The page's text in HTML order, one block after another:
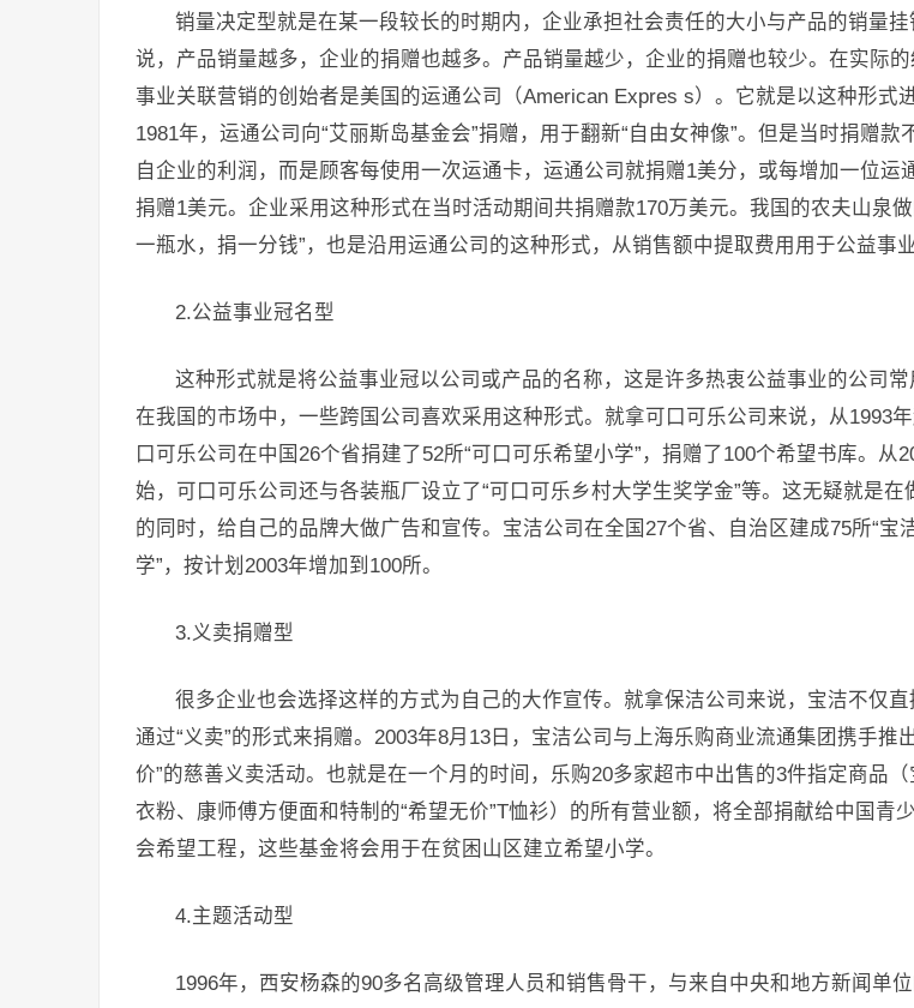
销量决定型就是在某一段较长的时期内，企业承担社会责任的大小与产品的销量挂
说，产品销量越多，企业的捐赠也越多。产品销量越少，企业的捐赠也较少。在实际的
事业关联营销的创始者是美国的运通公司（American Expres s）。它就是以这种形式进
1981年，运通公司向“艾丽斯岛基金会”捐赠，用于翻新“自由女神像”。但是当时捐赠款
自企业的利润，而是顾客每使用一次运通卡，运通公司就捐赠1美分，或每增加一位运
捐赠1美元。企业采用这种形式在当时活动期间共捐赠款170万美元。我国的农夫山泉做
一瓶水，捐一分钱”，也是沿用运通公司的这种形式，从销售额中提取费用用于公益事业
2.公益事业冠名型
这种形式就是将公益事业冠以公司或产品的名称，这是许多热衷公益事业的公司常
在我国的市场中，一些跨国公司喜欢采用这种形式。就拿可口可乐公司来说，从1993
口可乐公司在中国26个省捐建了52所“可口可乐希望小学”，捐赠了100个希望书库。从
始，可口可乐公司还与各装瓶厂设立了“可口可乐乡村大学生奖学金”等。这无疑就是在
的同时，给自己的品牌大做广告和宣传。宝洁公司在全国27个省、自治区建成75所“宝
学”，按计划2003年增加到100所。
3.义卖捐赠型
很多企业也会选择这样的方式为自己的大作宣传。就拿保洁公司来说，宝洁不仅直
通过“义卖”的形式来捐赠。2003年8月13日，宝洁公司与上海乐购商业流通集团携手推
价”的慈善义卖活动。也就是在一个月的时间，乐购20多家超市中出售的3件指定商品
衣粉、康师傅方便面和特制的“希望无价”T恤衫）的所有营业额，将全部捐献给中国青
会希望工程，这些基金将会用于在贫困山区建立希望小学。
4.主题活动型
1996年，西安杨森的90多名高级管理人员和销售骨干，与来自中央和地方新闻单